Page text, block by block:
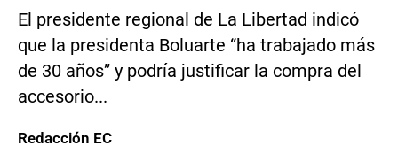
El presidente regional de La Libertad indicó
que la presidenta Boluarte “ha trabajado más
de 30 años” y podría justificar la compra del
accesorio...
Redacción EC